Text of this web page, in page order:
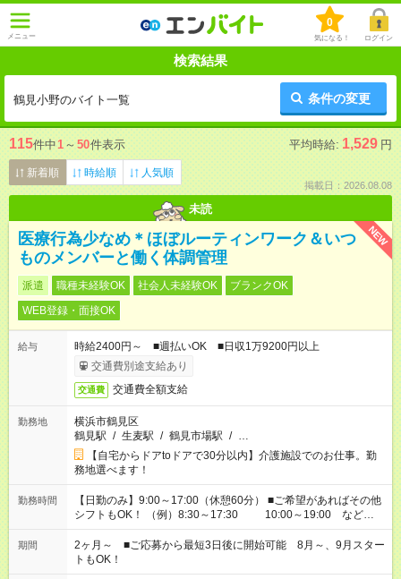
メニュー
0
気になる！ ログイン
検索結果
鶴見小野のバイト一覧 条件の変更
115件中1 ～ 50件表示 平均時給: 1,529 円
新着順 時給順 人気順
掲載日：2026.08.08
未読
NEW
医療行為少なめ＊ほぼルーティンワーク＆いつ
ものメンバーと働く体調管理
派遣 職種未経験OK 社会人未経験OK
ブランクOK
WEB登録・面接OK
給与
時給2400円～ ■週払いOK ■日収1万9200円以上
交通費別途支給あり
交通費 交通費全額支給
勤務地
横浜市鶴見区
鶴見駅 / 生麦駅 / 鶴見市場駅 / …
【自宅からドアtoドアで30分以内】介護施設でのお仕事。勤
務地選べます！
勤務時間
【日勤のみ】9:00～17:00（休憩60分） ■ご希望があればその他
シフトもOK！ （例）8:30～17:30 10:00～19:00 など
「家族とお休みを合わせたい」 「できれば残業はしたくない」
など、あなたのご希望に沿ったお仕事をご紹介します！ ※Wワ
ーク希望の方へ 今ご覧のお仕事で希望する勤務時間と、もう1つ
のお仕事の勤務時間。 合計で週40時間を超える場合は応募でき
期間
2ヶ月～ ■ご応募から最短3日後に開始可能 8月～、9月スター
トもOK！